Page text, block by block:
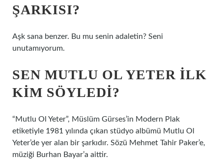
ŞARKISI?
Aşk sana benzer. Bu mu senin adaletin? Seni
unutamıyorum.
SEN MUTLU OL YETER ILK
KIM SÖYLEDI?
“Mutlu Ol Yeter”, Müslüm Gürses’in Modern Plak
etiketiyle 1981 yılında çıkan stüdyo albümü Mutlu Ol
Yeter’de yer alan bir şarkıdır. Sözü Mehmet Tahir Paker’e,
müziği Burhan Bayar’a aittir.